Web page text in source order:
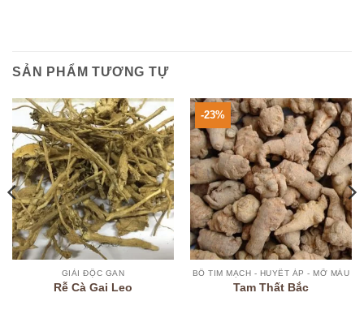
SẢN PHẨM TƯƠNG TỰ
GIẢI ĐỘC GAN
Rễ Cà Gai Leo
-23%
BỔ TIM MẠCH - HUYẾT ÁP - MỠ MÁU
Tam Thất Bắc